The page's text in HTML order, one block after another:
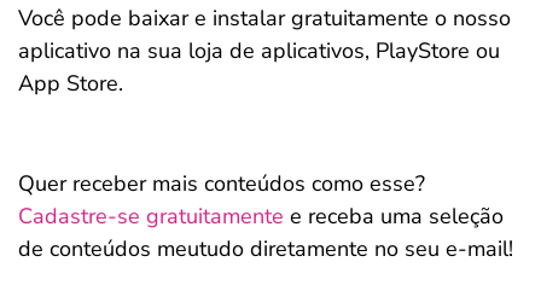
Você pode baixar e instalar gratuitamente o nosso
aplicativo na sua loja de aplicativos, PlayStore ou
App Store.
Quer receber mais conteúdos como esse?
Cadastre-se gratuitamente e receba uma seleção
de conteúdos meutudo diretamente no seu e-mail!